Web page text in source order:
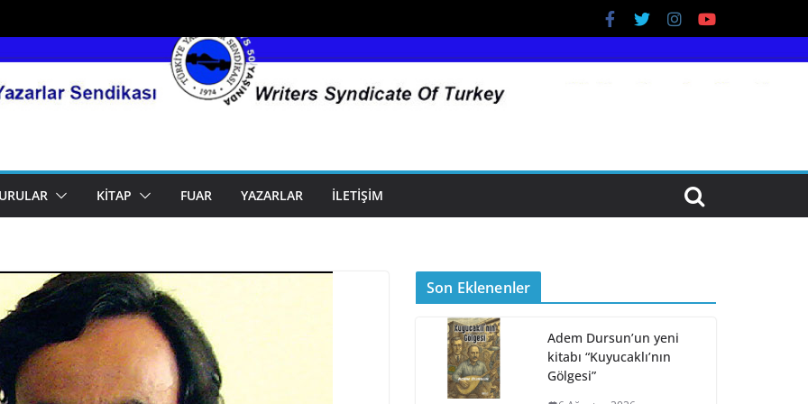
KITAP FUAR YAZARLAR İLETIŞIM
Son Eklenenler
Adem Dursun’un yeni
kitabı “Kuyucaklı’nın
Gölgesi”